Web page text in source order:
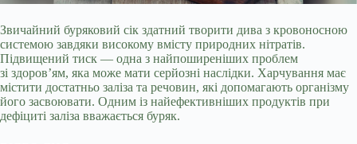
Звичайний буряковий сік здатний творити дива з кровоносною
системою завдяки високому вмісту природних нітратів.
Підвищений тиск — одна з найпоширеніших проблем
зі здоров’ям, яка може мати серйозні наслідки. Харчування має
містити достатньо заліза та речовин, які допомагають організму
його засвоювати. Одним із найефективніших продуктів при
дефіциті заліза вважається буряк.